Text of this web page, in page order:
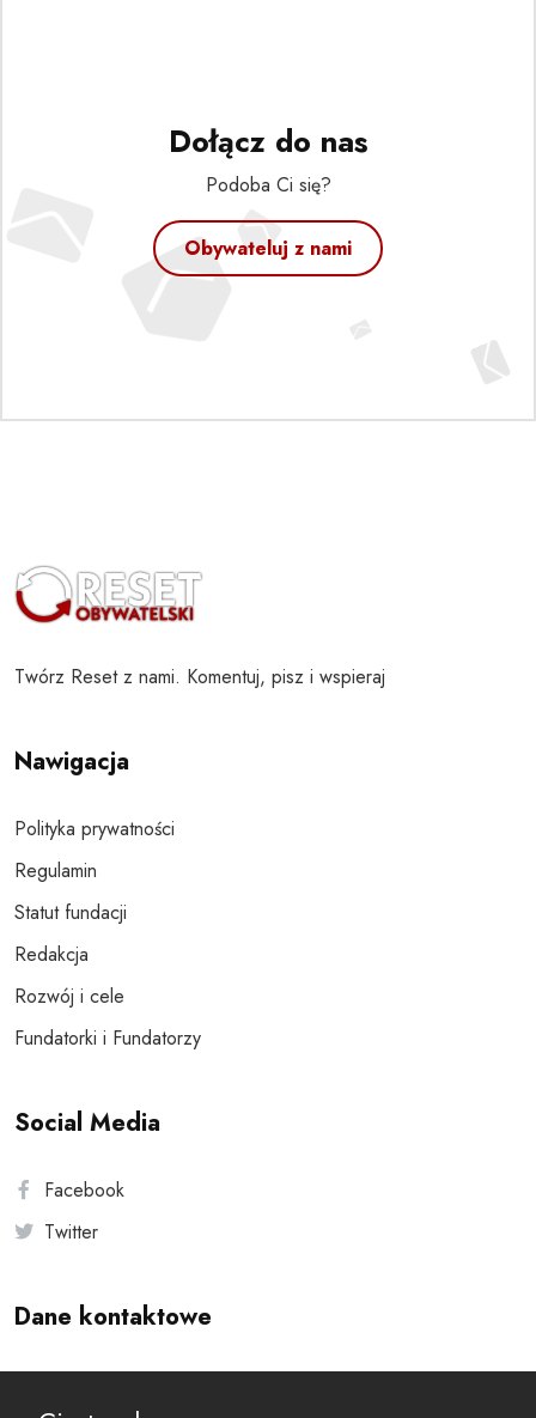
Dołącz do nas
Podoba Ci się?
Obywateluj z nami
Twórz Reset z nami. Komentuj, pisz i wspieraj
Nawigacja
Polityka prywatności
Regulamin
Statut fundacji
Redakcja
Rozwój i cele
Fundatorki i Fundatorzy
Social Media
Facebook
Twitter
Dane kontaktowe